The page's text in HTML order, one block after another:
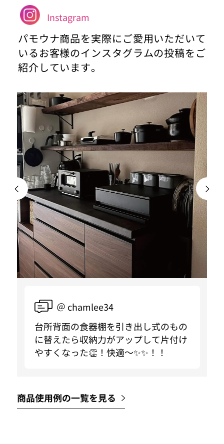
Instagram
パモウナ商品を実際にご愛用いただいて
いるお客様のインスタグラムの投稿をご
紹介しています。
＠ chamlee34
台所背面の食器棚を引き出し式のもの
に替えたら収納力がアップして片付け
やすくなった👏！快適〜✨✨！！
商品使用例の一覧を見る